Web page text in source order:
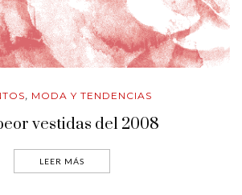
, MODA Y TENDENCIAS
vestidas del 2008
LEER MÁS